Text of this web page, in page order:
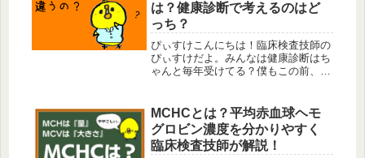
は？健康診断で考えるのはど
っち？
ぴぃすけこんにちは！臨床検査技師の
ぴぃすけだよ。みんなは健康診断はち
ゃんと毎年受けてる？僕もこの前、健
ななんて思っているんだ。ところで
『基準値』って言葉がでてきたけど、
基準...
MCHCとは？平均赤血球ヘモ
グロビン濃度を分かりやすく
臨床検査技師が解説！